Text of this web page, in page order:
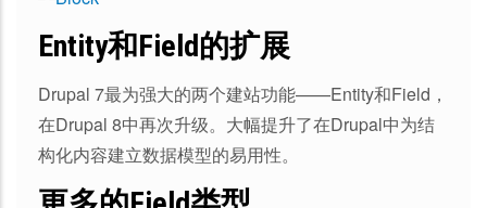
Entity和Field的扩展
Drupal 7最为强大的两个建站功能——Entity和Field，
在Drupal 8中再次升级。大幅提升了在Drupal中为结
构化内容建立数据模型的易用性。